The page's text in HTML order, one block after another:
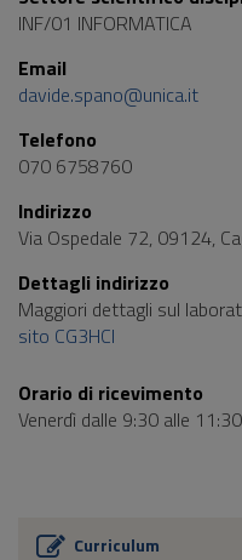
INF/01 INFORMATICA
Email
davide.spano@unica.it
Telefono
070 6758760
Indirizzo
Via Ospedale 72, 09124,
Dettagli indirizzo
Maggiori dettagli sul
sito CG3HCI
Orario di ricevimento
Venerdì dalle 9:30 alle
Curriculum